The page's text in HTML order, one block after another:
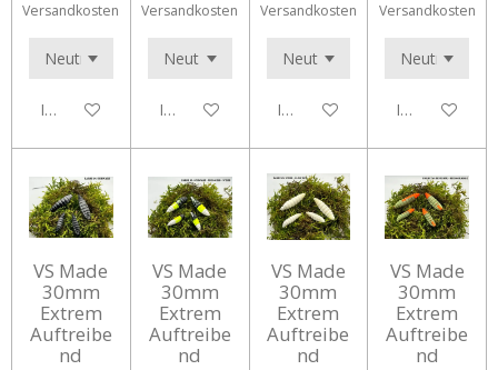
Versandkosten
In den Warenkorb
Versandkosten
In den Warenkorb
Versandkosten
In den Warenkorb
Versandkosten
In den
VS Made
30mm
Extrem
Auftreibe
nd
VS Made
30mm
Extrem
Auftreibe
nd
VS Made
30mm
Extrem
Auftreibe
nd
VS Made
30mm
Extrem
Auftreibe
nd